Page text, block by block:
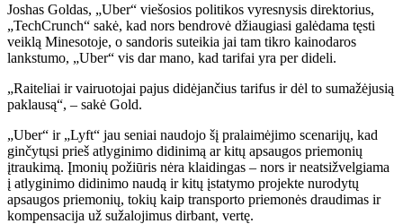
Joshas Goldas, „Uber“ viešosios politikos vyresnysis direktorius,
„TechCrunch“ sakė, kad nors bendrovė džiaugiasi galėdama tęsti
veiklą Minesotoje, o sandoris suteikia jai tam tikro kainodaros
lankstumo, „Uber“ vis dar mano, kad tarifai yra per dideli.
„Raiteliai ir vairuotojai pajus didėjančius tarifus ir dėl to sumažėjusią
paklausą“, – sakė Gold.
„Uber“ ir „Lyft“ jau seniai naudojo šį pralaimėjimo scenarijų, kad
ginčytųsi prieš atlyginimo didinimą ar kitų apsaugos priemonių
įtraukimą. Įmonių požiūris nėra klaidingas – nors ir neatsižvelgiama
į atlyginimo didinimo naudą ir kitų įstatymo projekte nurodytų
apsaugos priemonių, tokių kaip transporto priemonės draudimas ir
kompensacija už sužalojimus dirbant, vertę.